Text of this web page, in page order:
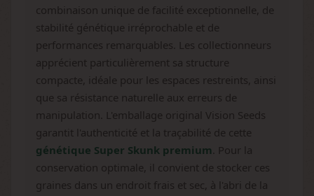
combinaison unique de facilité exceptionnelle, de
stabilité génétique irréprochable et de
performances remarquables. Les collectionneurs
apprécient particulièrement sa structure
compacte, idéale pour les espaces restreints, ainsi
que sa résistance naturelle aux erreurs de
manipulation. L'emballage original Vision Seeds
garantit l'authenticité et la traçabilité de cette
génétique Super Skunk premium . Pour la
conservation optimale, il convient de stocker ces
graines dans un endroit frais et sec, à l'abri de la